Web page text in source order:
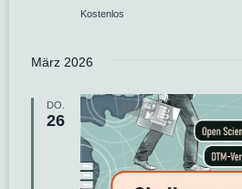
Kostenlos
März 2026
DO.
26